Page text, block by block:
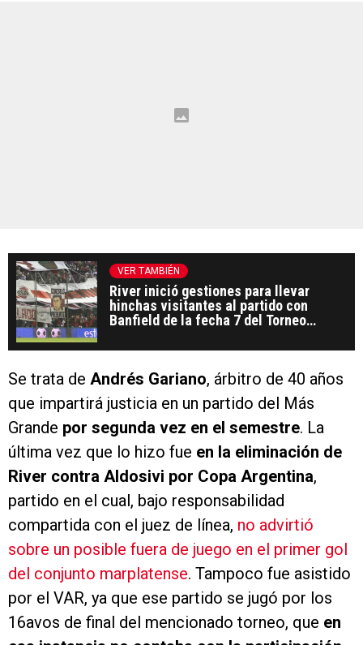
VER TAMBIÉN
River inició gestiones para llevar
hinchas visitantes al partido con
Banfield de la fecha 7 del Torneo
Se trata de Andrés Gariano, árbitro de 40 años
que impartirá justicia en un partido del Más
Grande por segunda vez en el semestre. La
última vez que lo hizo fue en la eliminación de
River contra Aldosivi por Copa Argentina,
partido en el cual, bajo responsabilidad
compartida con el juez de línea, no advirtió
sobre un posible fuera de juego en el primer gol
del conjunto marplatense. Tampoco fue asistido
por el VAR, ya que ese partido se jugó por los
16avos de final del mencionado torneo, que en